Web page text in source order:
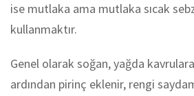
ise mutlaka ama mutlaka sıcak
kullanmaktır.
Genel olarak soğan, yağda
ardından pirinç eklenir, rengi